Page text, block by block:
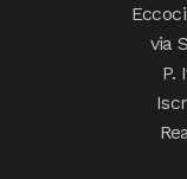
via
P.